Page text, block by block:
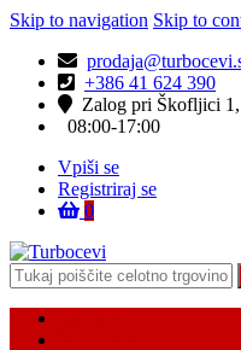
Skip to navigation Skip to
+386 41 624 390
Zalog pri Škofljici
08:00-17:00
Vpiši se
Registriraj se
0
Turbocevi
Turbo ideal – turbo cevi